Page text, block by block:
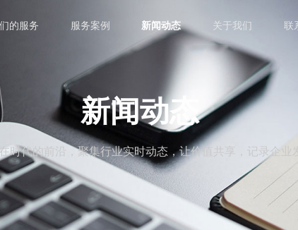
的服务 服务案例 新闻动态 关于我们 联
新闻动态
时代的前沿，聚集行业实时动态，让价值共享，记录企业